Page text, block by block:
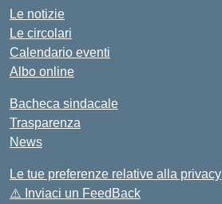
Le notizie
Le circolari
Calendario eventi
Albo online
Bacheca sindacale
Trasparenza
News
Le tue preferenze relative alla privacy
⚠️ Inviaci un FeedBack